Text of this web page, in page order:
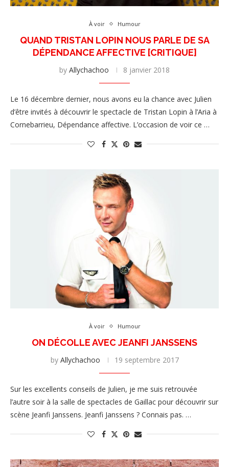
À voir Humour
QUAND TRISTAN LOPIN NOUS PARLE DE SA
DÉPENDANCE AFFECTIVE [CRITIQUE]
by Allychachoo 8 janvier 2018
Le 16 décembre dernier, nous avons eu la chance avec Julien
d’être invités à découvrir le spectacle de Tristan Lopin à l’Aria à
Cornebarrieu, Dépendance affective. L’occasion de voir ce …
À voir Humour
ON DÉCOLLE AVEC JEANFI JANSSENS
by Allychachoo 19 septembre 2017
Sur les excellents conseils de Julien, je me suis retrouvée
l’autre soir à la salle de spectacles de Gaillac pour découvrir sur
scène Jeanfi Janssens. Jeanfi Janssens ? Connais pas. …